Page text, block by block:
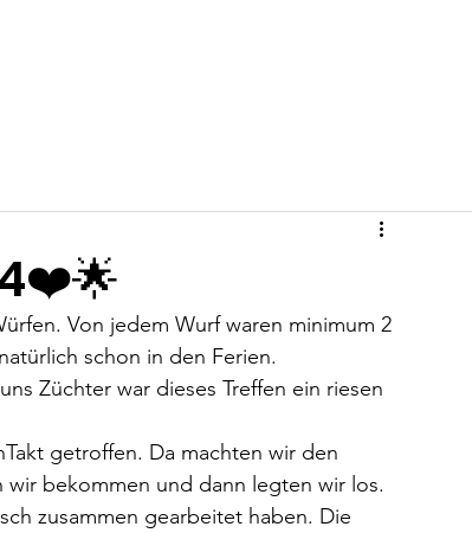
Von jedem Wurf waren minimum 2
schon in den Ferien.
Züchter war dieses Treffen ein riesen
getroffen. Da machten wir den
wir bekommen und dann legten wir los.
zusammen gearbeitet haben. Die